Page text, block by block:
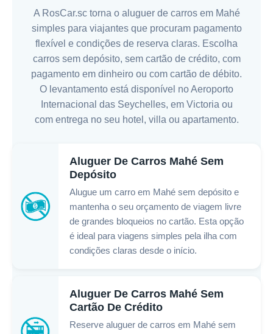
A RosCar.sc torna o aluguer de carros em Mahé
simples para viajantes que procuram pagamento
flexível e condições de reserva claras. Escolha
carros sem depósito, sem cartão de crédito, com
pagamento em dinheiro ou com cartão de débito.
O levantamento está disponível no Aeroporto
Internacional das Seychelles, em Victoria ou
com entrega no seu hotel, villa ou apartamento.
Aluguer De Carros Mahé Sem
Depósito
Alugue um carro em Mahé sem depósito e
mantenha o seu orçamento de viagem livre
de grandes bloqueios no cartão. Esta opção
é ideal para viagens simples pela ilha com
condições claras desde o início.
Aluguer De Carros Mahé Sem
Cartão De Crédito
Reserve aluguer de carros em Mahé sem